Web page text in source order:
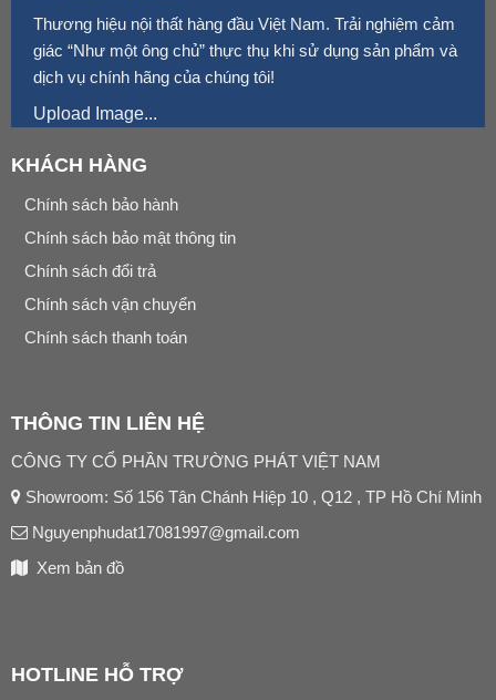
Thương hiệu nội thất hàng đầu Việt Nam. Trải nghiệm cảm
giác “Như một ông chủ” thực thụ khi sử dụng sản phẩm và
dịch vụ chính hãng của chúng tôi!
Upload Image...
KHÁCH HÀNG
Chính sách bảo hành
Chính sách bảo mật thông tin
Chính sách đổi trả
Chính sách vận chuyển
Chính sách thanh toán
THÔNG TIN LIÊN HỆ
CÔNG TY CỔ PHẦN TRƯỜNG PHÁT VIỆT NAM
Showroom: Số 156 Tân Chánh Hiệp 10 , Q12 , TP Hồ Chí Minh
Nguyenphudat17081997@gmail.com
Xem bản đồ
HOTLINE HỖ TRỢ